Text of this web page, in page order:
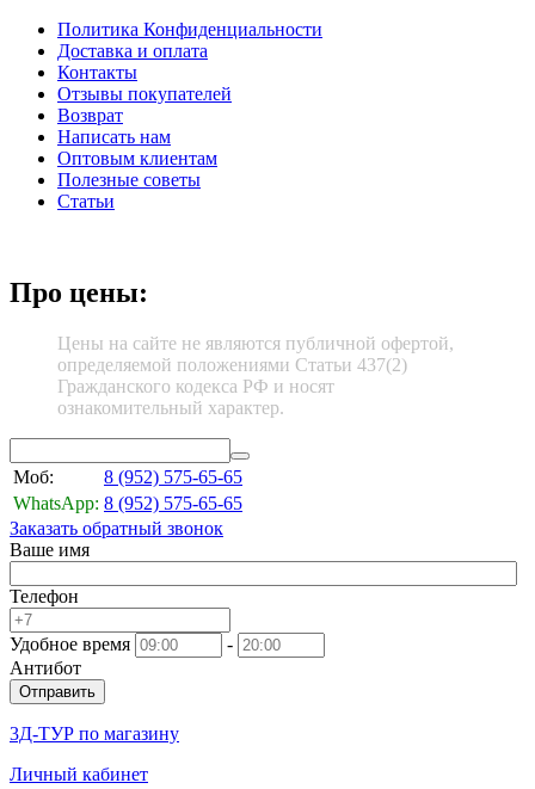
Политика Конфиденциальности
Доставка и оплата
Контакты
Отзывы покупателей
Возврат
Написать нам
Оптовым клиентам
Полезные советы
Статьи
Про цены:
Цены на сайте не являются публичной офертой,
определяемой положениями Статьи 437(2)
Гражданского кодекса РФ и носят
ознакомительный характер.
Моб: 8 (952) 575-65-65
WhatsApp: 8 (952) 575-65-65
Заказать обратный звонок
Ваше имя
Телефон
Удобное время
-
Антибот
Отправить
3Д-ТУР по магазину
Личный кабинет